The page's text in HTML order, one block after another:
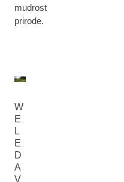
mudrost
prirode.
W
E
L
E
D
A
V